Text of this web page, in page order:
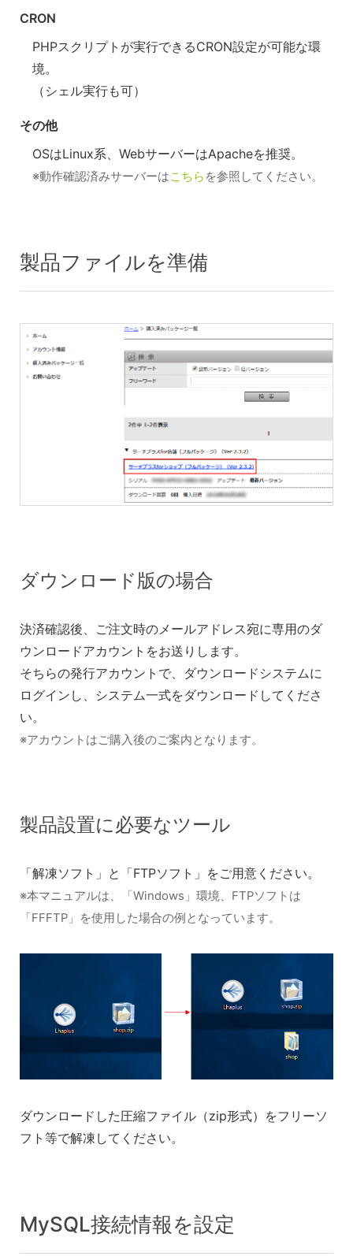
CRON
PHPスクリプトが実行できるCRON設定が可能な環
境。
（シェル実行も可）
その他
OSはLinux系、WebサーバーはApacheを推奨。
※動作確認済みサーバーはこちら を参照してください。
製品ファイルを準備
ダウンロード版の場合
決済確認後、ご注文時のメールアドレス宛に専用のダ
ウンロードアカウントをお送りします。
そちらの発行アカウントで、ダウンロードシステムに
ログインし、システム一式をダウンロードしてくださ
い。
※アカウントはご購入後のご案内となります。
製品設置に必要なツール
「解凍ソフト」と「FTPソフト」をご用意ください。
※本マニュアルは、「Windows」環境、FTPソフトは
「FFFTP」を使用した場合の例となっています。
ダウンロードした圧縮ファイル（zip形式）をフリーソ
フト等で解凍してください。
MySQL接続情報を設定